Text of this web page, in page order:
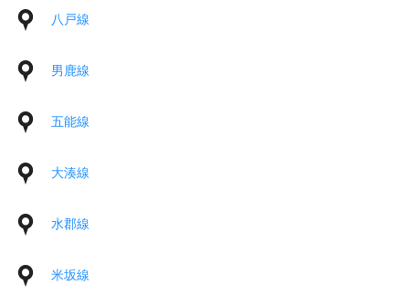
八戸線
男鹿線
五能線
大湊線
水郡線
米坂線